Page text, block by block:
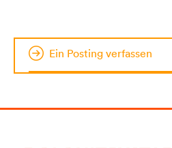
Ein Posting verfassen